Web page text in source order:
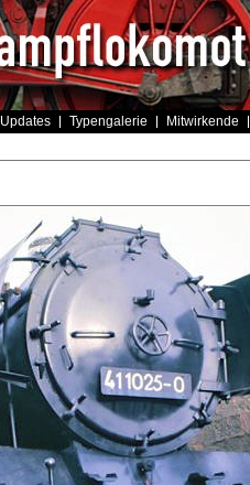
Updates Typengalerie Mitwirkende